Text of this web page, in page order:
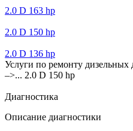
2.0 D 163 hp
2.0 D 150 hp
2.0 D 136 hp
Услуги по ремонту дизельных
–>... 2.0 D 150 hp
Диагностика
Описание диагностики